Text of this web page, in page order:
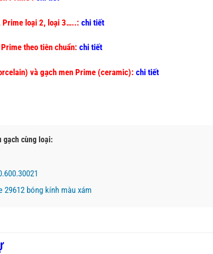
Prime loại 2, loại 3…..: chi tiết
theo tiên chuẩn: chi tiết
và gạch men Prime (ceramic): chi tiết
gạch cùng loại:
29612 bóng kính màu xám